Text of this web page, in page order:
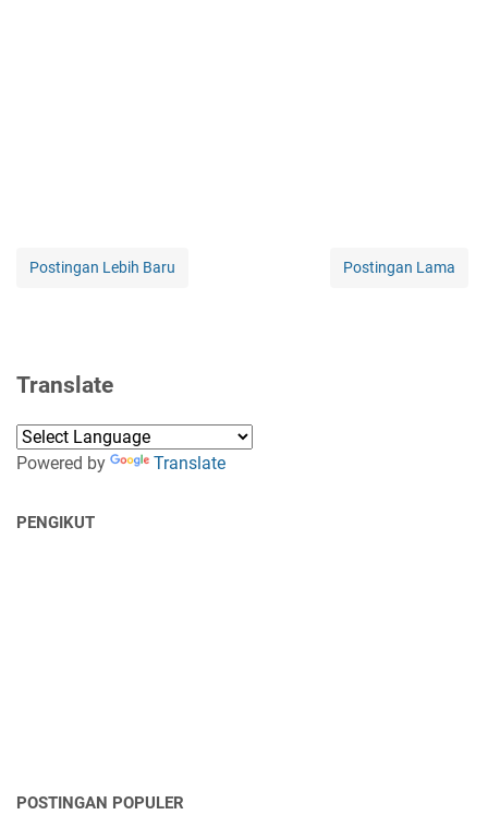
Postingan Lebih Baru Postingan Lama
Translate
Powered by Translate
PENGIKUT
POSTINGAN POPULER